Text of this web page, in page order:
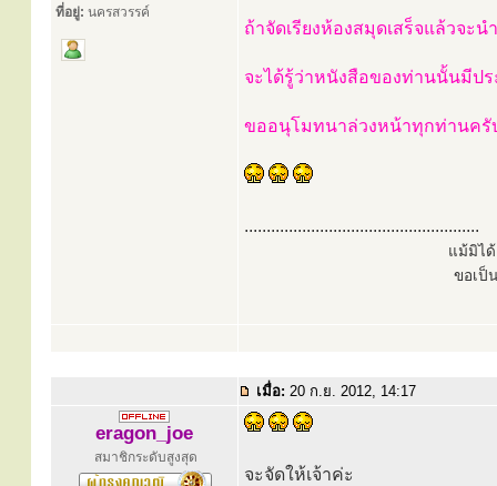
ที่อยู่: นครสวรรค์
ถ้าจัดเรียงห้องสมุดเสร็จแล้วจะ
จะได้รู้ว่าหนังสือของท่านนั้นมีป
ขออนุโมทนาล่วงหน้าทุกท่านครั
.....................................................
แม้มิได้
ขอเป็
เมื่อ: 20 ก.ย. 2012, 14:17
eragon_joe
สมาชิกระดับสูงสุด
จะจัดให้เจ้าค่ะ